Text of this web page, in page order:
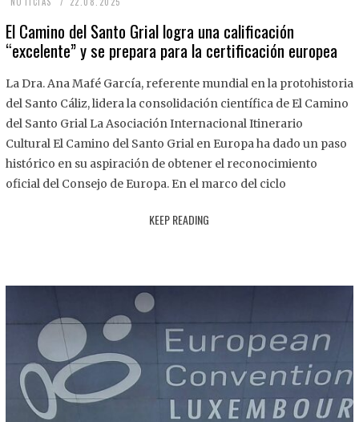
.
8
2
2
El Camino del Santo Grial logra una calificación
“excelente” y se prepara para la certificación europea
La Dra. Ana Mafé García, referente mundial en la protohistoria
del Santo Cáliz, lidera la consolidación científica de El Camino
del Santo Grial La Asociación Internacional Itinerario
Cultural El Camino del Santo Grial en Europa ha dado un paso
histórico en su aspiración de obtener el reconocimiento
oficial del Consejo de Europa. En el marco del ciclo
KEEP READING